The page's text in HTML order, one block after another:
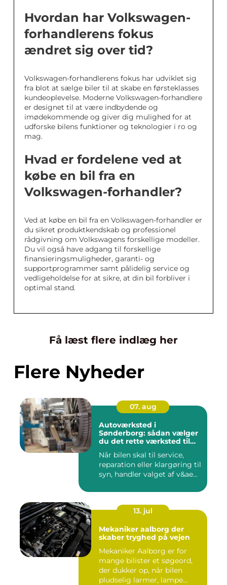
Hvordan har Volkswagen-
forhandlerens fokus
ændret sig over tid?
Volkswagen-forhandlerens fokus har udviklet sig
fra blot at sælge biler til at skabe en førsteklasses
kundeoplevelse. Moderne Volkswagen-forhandlere
er designet til at være indbydende og
imødekommende og giver dig mulighed for at
udforske bilens funktioner og teknologier i ro og
mag.
Hvad er fordelene ved at
købe en bil fra en
Volkswagen-forhandler?
Ved at købe en bil fra en Volkswagen-forhandler er
du sikret produktkendskab og professionel
rådgivning om Volkswagens forskellige modeller.
Du vil også have adgang til forskellige
finansieringsmuligheder, garanti- og
supportprogrammer samt pålidelig service og
vedligeholdelse for at sikre, at din bil forbliver i
optimal stand.
Få læst flere indlæg her
Flere Nyheder
07. aug
Autoværksted i
Sønderborg: sådan vælger
du det rette værksted til
Når bilen skal til service,
reparation eller klargøring til
syn, handler valget af v&ae...
13. jul
Mekaniker aalborg der
skaber tryghed på vejen
Mekaniker Aalborg er for
mange bilister et søgeord,
der dukker op, når bilen
pludselig larmer, lampe...